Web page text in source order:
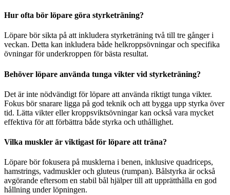
Hur ofta bör löpare göra styrketräning?
Löpare bör sikta på att inkludera styrketräning två till tre gånger i
veckan. Detta kan inkludera både helkroppsövningar och specifika
övningar för underkroppen för bästa resultat.
Behöver löpare använda tunga vikter vid styrketräning?
Det är inte nödvändigt för löpare att använda riktigt tunga vikter.
Fokus bör snarare ligga på god teknik och att bygga upp styrka över
tid. Lätta vikter eller kroppsviktsövningar kan också vara mycket
effektiva för att förbättra både styrka och uthållighet.
Vilka muskler är viktigast för löpare att träna?
Löpare bör fokusera på musklerna i benen, inklusive quadriceps,
hamstrings, vadmuskler och gluteus (rumpan). Bålstyrka är också
avgörande eftersom en stabil bål hjälper till att upprätthålla en god
hållning under löpningen.